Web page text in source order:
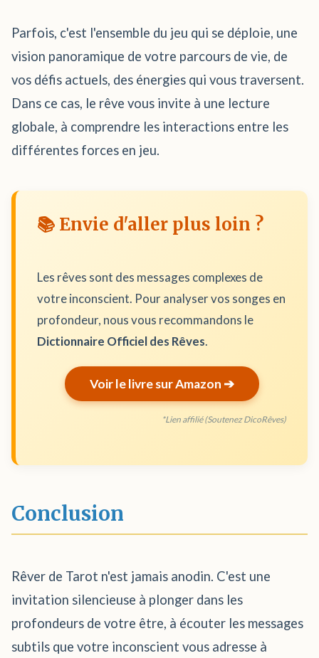
Parfois, c'est l'ensemble du jeu qui se déploie, une
vision panoramique de votre parcours de vie, de
vos défis actuels, des énergies qui vous traversent.
Dans ce cas, le rêve vous invite à une lecture
globale, à comprendre les interactions entre les
différentes forces en jeu.
📚 Envie d'aller plus loin ?
Les rêves sont des messages complexes de
votre inconscient. Pour analyser vos songes en
profondeur, nous vous recommandons le
Dictionnaire Officiel des Rêves.
Voir le livre sur Amazon ➔
*Lien affilié (Soutenez DicoRêves)
Conclusion
Rêver de Tarot n'est jamais anodin. C'est une
invitation silencieuse à plonger dans les
profondeurs de votre être, à écouter les messages
subtils que votre inconscient vous adresse à